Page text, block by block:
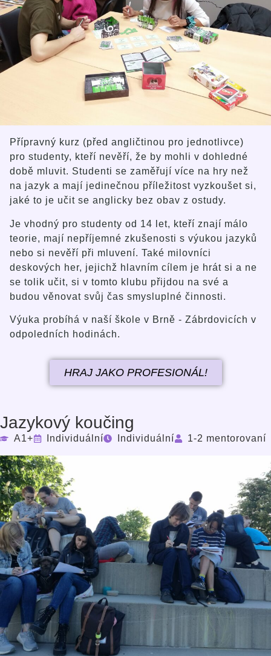
Přípravný kurz (před angličtinou pro jednotlivce)
pro studenty, kteří nevěří, že by mohli v dohledné
době mluvit. Studenti se zaměřují více na hry než
na jazyk a mají jedinečnou příležitost vyzkoušet si,
jaké to je učit se anglicky bez obav z ostudy.
Je vhodný pro studenty od 14 let, kteří znají málo
teorie, mají nepříjemné zkušenosti s výukou jazyků
nebo si nevěří při mluvení. Také milovníci
deskových her, jejichž hlavním cílem je hrát si a ne
se tolik učit, si v tomto klubu přijdou na své a
budou věnovat svůj čas smysluplné činnosti.
Výuka probíhá v naší škole v Brně - Zábrdovicích v
odpoledních hodinách.
HRAJ JAKO PROFESIONÁL!
Jazykový koučing
A1+ Individuální Individuální 1-2 mentorovaní